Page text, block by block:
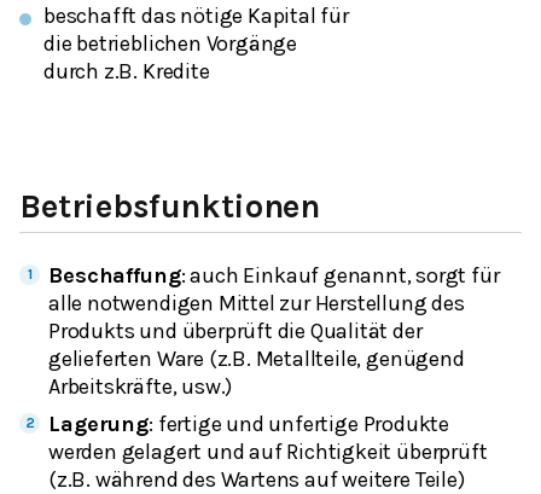
beschafft das nötige Kapital für
die betrieblichen Vorgänge
durch z.B. Kredite
Betriebsfunktionen
Beschaffung: auch Einkaufgenannt, sorgt für
alle notwendigen Mittel zur Herstellung des
Produkts und überprüft die Qualität der
gelieferten Ware (z.B. Metallteile, genügend
Arbeitskräfte, usw.)
Lagerung: fertige und unfertige Produkte
werden gelagert und auf Richtigkeit überprüft
(z.B. während des Wartens auf weitere Teile)